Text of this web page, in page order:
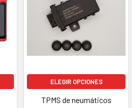
ELEGIR OPCIONES
TPMS de neumáticos